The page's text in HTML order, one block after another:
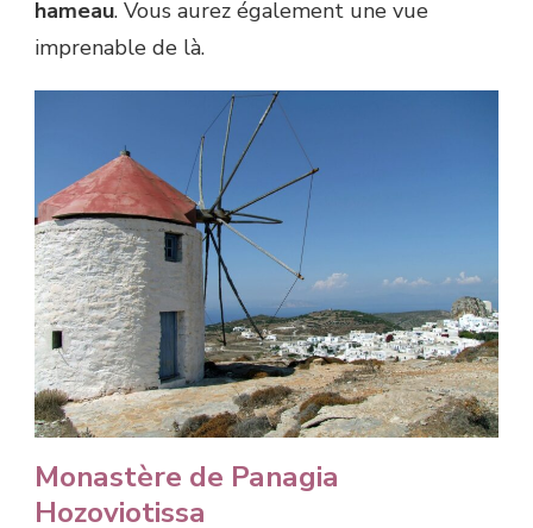
hameau. Vous aurez également une vue
imprenable de là.
Monastère de Panagia
Hozoviotissa